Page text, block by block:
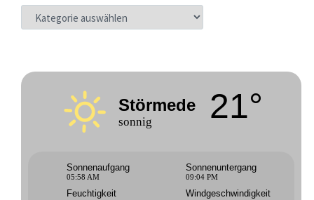
KATEGORIEN
Störmede
sonnig 21°
Sonnenaufgang
05:58 AM
Sonnenuntergang
09:04 PM
Feuchtigkeit Windgeschwindigkeit